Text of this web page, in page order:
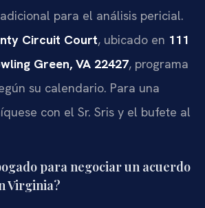
para el análisis pericial.
Circuit Court, ubicado en 111
Green, VA 22427, programa
su calendario. Para una
con el Sr. Sris y el bufete al
para negociar un acuerdo
Virginia?